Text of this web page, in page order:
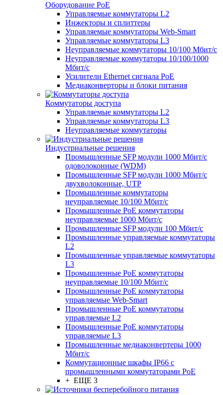
Оборудование PoE
Управляемые коммутаторы L2
Инжекторы и сплиттеры
Управляемые коммутаторы Web-Smart
Управляемые коммутаторы L3
Неуправляемые коммутаторы 10/100 Мбит/с
Неуправляемые коммутаторы 10/100/1000
Мбит/с
Усилители Ethernet сигнала PoE
Медиаконверторы и блоки питания
Коммутаторы доступа
Управляемые коммутаторы L2
Управляемые коммутаторы L3
Неуправляемые коммутаторы
Индустриальные решения
Промышленные SFP модули 1000 Мбит/c
одоволоконные (WDM)
Промышленные SFP модули 1000 Мбит/c
двухволоконные, UTP
Промышленные коммутаторы
неуправляемые 10/100 Мбит/с
Промышленные PoE коммутаторы
неуправляемые 1000 Мбит/с
Промышленные SFP модули 100 Мбит/c
Промышленные управляемые коммутаторы
L2
Промышленные управляемые коммутаторы
L3
Промышленные PoE коммутаторы
неуправляемые 10/100 Мбит/с
Промышленные PoE коммутаторы
управляемые Web-Smart
Промышленные PoE коммутаторы
управляемые L2
Промышленные PoE коммутаторы
управляемые L3
Промышленные медиаконвертеры 1000
Мбит/с
Коммутационные шкафы IP66 c
промышленными коммутаторами PoE
+ ЕЩЕ 3